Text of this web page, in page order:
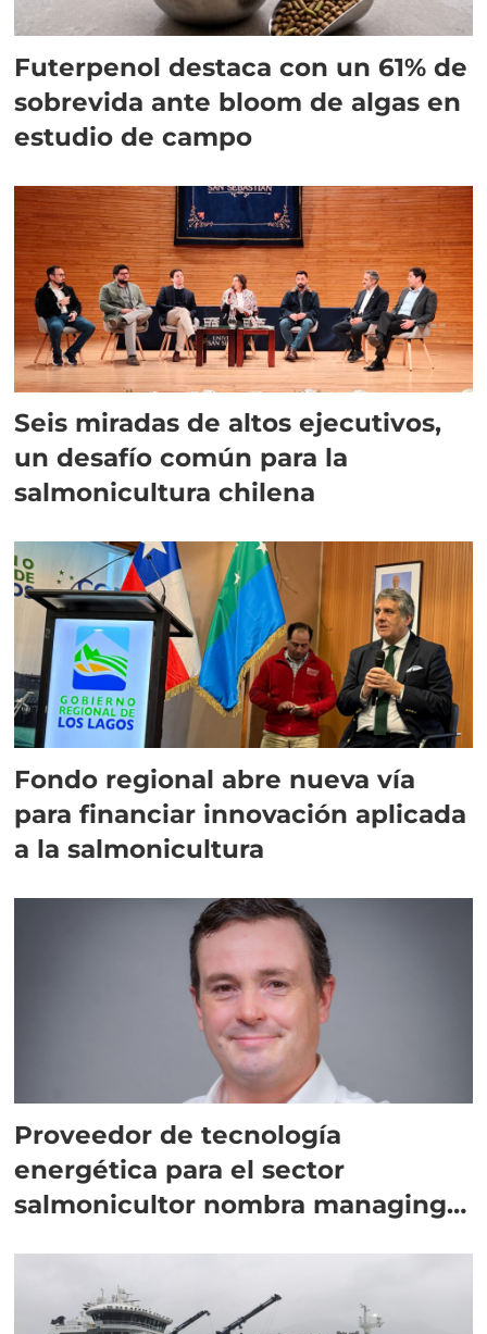
Futerpenol destaca con un 61% de
sobrevida ante bloom de algas en
estudio de campo
Seis miradas de altos ejecutivos,
un desafío común para la
salmonicultura chilena
Fondo regional abre nueva vía
para financiar innovación aplicada
a la salmonicultura
Proveedor de tecnología
energética para el sector
salmonicultor nombra managing